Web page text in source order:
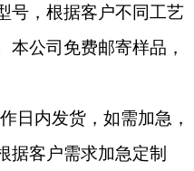
号，根据客户不同工艺
本公司免费邮寄样品，
日内发货，如需加急，
据客户需求加急定制